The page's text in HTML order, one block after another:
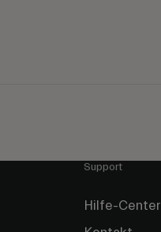
Support
Hilfe-Center